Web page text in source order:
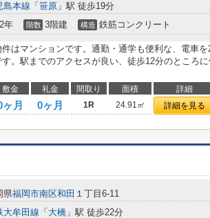
島本線 「 笹原 」駅 徒歩19分
年 階数 3階建 構造 鉄筋コンクリート
件はマンションです。通勤・通学も便利な、電車
す。駅までのアクセスが良い、徒歩12分のところ
敷金 礼金 間取り 面積 詳細
ヶ月 0ヶ月 1R 24.91㎡ 詳細を見る
県福岡市南区和田 １丁目6-11
大牟田線 「 大橋 」駅 徒歩22分